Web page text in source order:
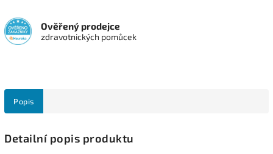
Ověřený prodejce
zdravotnických pomůcek
Popis
Detailní popis produktu